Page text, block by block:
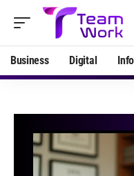
Business Digital